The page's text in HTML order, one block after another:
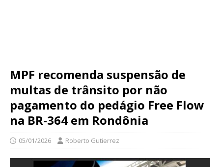
MPF recomenda suspensão de
multas de trânsito por não
pagamento do pedágio Free Flow
na BR-364 em Rondônia
05/01/2026 Roberto Gutierrez